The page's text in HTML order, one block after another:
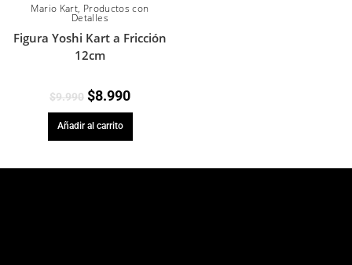
Mario Kart, Productos con
Detalles
Figura Yoshi Kart a Fricción
12cm
$9.990 $8.990
Añadir al carrito